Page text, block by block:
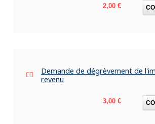
Prix
2,00 €
Demande de dégrèvement de
revenu
Prix
3,00 €